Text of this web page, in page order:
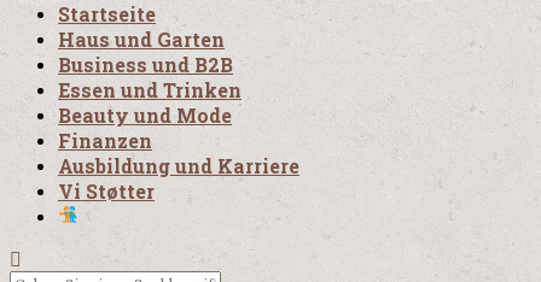
Startseite
Haus und Garten
Business und B2B
Essen und Trinken
Beauty und Mode
Finanzen
Ausbildung und Karriere
Vi Støtter